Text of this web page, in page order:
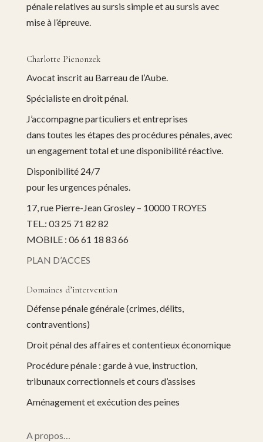
pénale relatives au sursis simple et au sursis avec
mise à l’épreuve.
Charlotte Pienonzek
Avocat inscrit au Barreau de l’Aube.
Spécialiste en droit pénal.
J’accompagne particuliers et entreprises
dans toutes les étapes des procédures pénales, avec
un engagement total et une disponibilité réactive.
Disponibilité 24/7
pour les urgences pénales.
17, rue Pierre-Jean Grosley – 10000 TROYES
TEL.: 03 25 71 82 82
MOBILE : 06 61 18 83 66
PLAN D’ACCES
Domaines d’intervention
Défense pénale générale (crimes, délits,
contraventions)
Droit pénal des affaires et contentieux économique
Procédure pénale : garde à vue, instruction,
tribunaux correctionnels et cours d’assises
Aménagement et exécution des peines
A propos…